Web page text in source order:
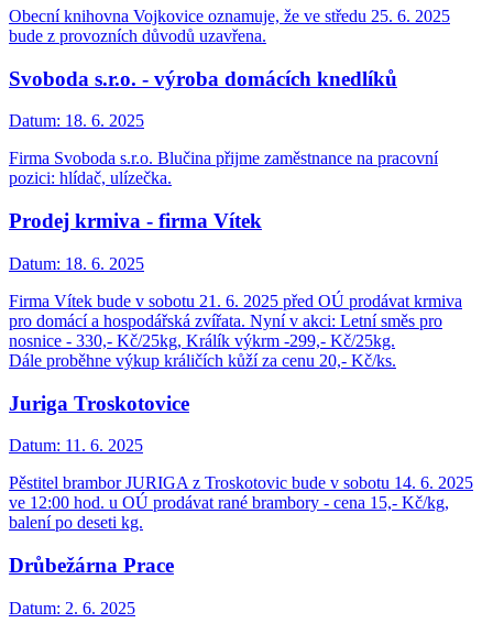
Obecní knihovna Vojkovice oznamuje, že ve středu 25. 6. 2025
bude z provozních důvodů uzavřena.
Svoboda s.r.o. - výroba domácích knedlíků
Datum: 18. 6. 2025
Firma Svoboda s.r.o. Blučina přijme zaměstnance na pracovní
pozici: hlídač, ulízečka.
Prodej krmiva - firma Vítek
Datum: 18. 6. 2025
Firma Vítek bude v sobotu 21. 6. 2025 před OÚ prodávat krmiva
pro domácí a hospodářská zvířata. Nyní v akci: Letní směs pro
nosnice - 330,- Kč/25kg, Králík výkrm -299,- Kč/25kg.
Dále proběhne výkup králičích kůží za cenu 20,- Kč/ks.
Juriga Troskotovice
Datum: 11. 6. 2025
Pěstitel brambor JURIGA z Troskotovic bude v sobotu 14. 6. 2025
ve 12:00 hod. u OÚ prodávat rané brambory - cena 15,- Kč/kg,
balení po deseti kg.
Drůbežárna Prace
Datum: 2. 6. 2025